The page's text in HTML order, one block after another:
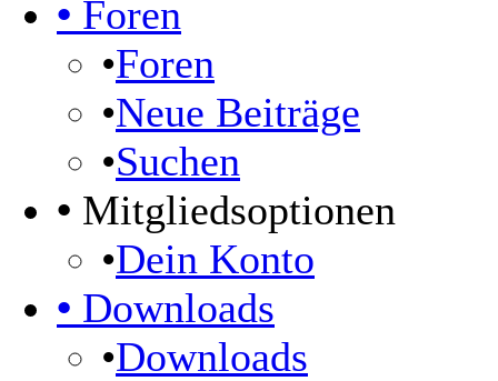
• Foren
•Foren
•Neue Beiträge
•Suchen
• Mitgliedsoptionen
•Dein Konto
• Downloads
•Downloads